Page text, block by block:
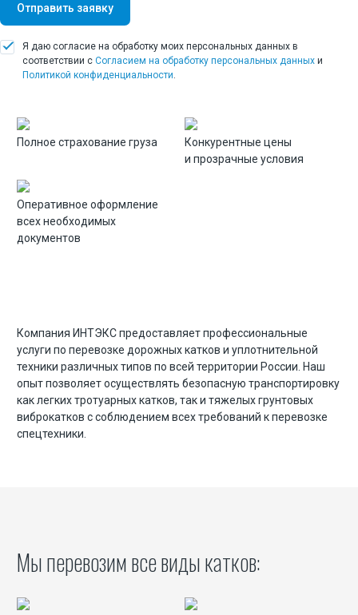
Демонтаж ангаров
Поставка инертных материалов
Инженерно-геодезические работы
Вывоз строительного мусора
Перевозка негабаритных грузов
Экскаватор разрушитель
Аренда щековой дробилки
Аренда фронтального погрузчика
Аренда гусеничного экскаватора
Перевозка спецтехники
Отправить заявку
Я даю согласие на обработку моих персональных данных в
соответствии с Согласием на обработку персональных данных и
Политикой конфиденциальности.
Полное страхование груза
Конкурентные цены
и прозрачные условия
Оперативное оформление
всех необходимых
документов
Компания ИНТЭКС предоставляет профессиональные
услуги по перевозке дорожных катков и уплотнительной
техники различных типов по всей территории России. Наш
опыт позволяет осуществлять безопасную транспортировку
как легких тротуарных катков, так и тяжелых грунтовых
виброкатков с соблюдением всех требований к перевозке
спецтехники.
Мы перевозим все виды катков: